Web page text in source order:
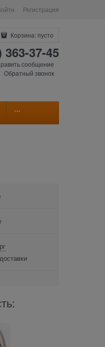
Регистрация
Корзина: пусто
363-37-45
сообщение
Обратный звонок